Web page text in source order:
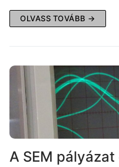
OLVASS TOVÁBB →
A SEM